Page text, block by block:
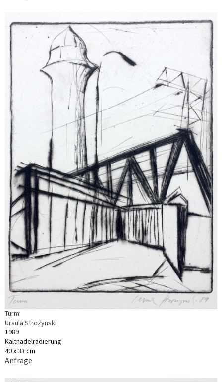
Turm
Ursula Strozynski
1989
Kaltnadelradierung
40 x 33 cm
Anfrage